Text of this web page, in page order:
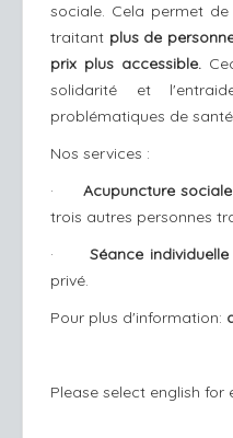
sociale. Cela permet
traitant plus de
prix plus accessible.
solidarité et
problématiques de
Nos services :
· Acupuncture sociale
trois autres personnes
·Séance individuelle
privé.
Pour plus d'information:
Please select english for